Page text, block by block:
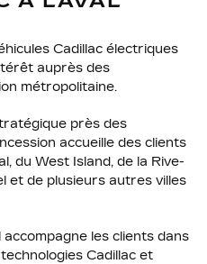
Cadillac électriques
auprès des
métropolitaine.
près des
accueille des clients
du West Island, de la Rive-
et de plusieurs autres villes
accompagne les clients dans
Cadillac et